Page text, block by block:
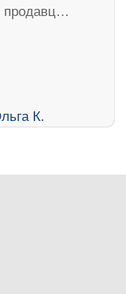
продавц…